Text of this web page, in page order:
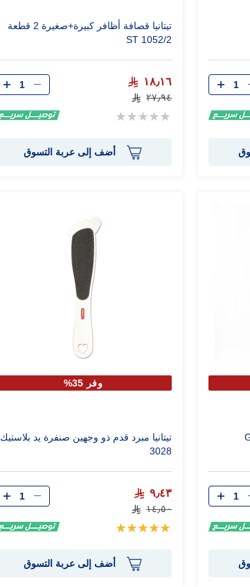
تيتانيا قصافة أظافر كبيرة+صغيرة 2 قطعة
1052/2 ST
١٨٫١٦
٢٧٫٩٤
Rating:
الكمية
أضف إلى عربة التسوق
وفر 35%
تيتانيا مبرد قدم ذو وجهين صنفرة يد بلاستيك
3028
٩٫٤٣
١٤٫٥٠
تقييم:
الكمية
أضف إلى عربة التسوق